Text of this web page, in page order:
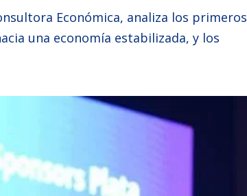
Económica, analiza los primeros
una economía estabilizada, y los